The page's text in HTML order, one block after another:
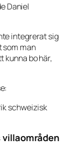
Daniel
integrerat sig
som man
kunna bo här,
schweizisk
villaområden